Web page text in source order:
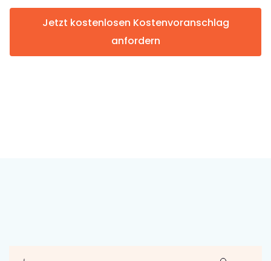
Jetzt kostenlosen Kostenvoranschlag
anfordern